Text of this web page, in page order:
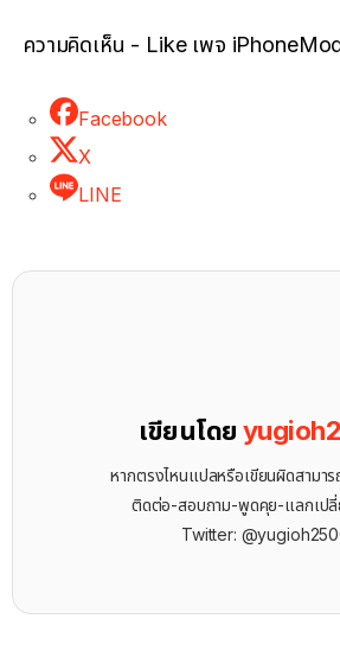
ความคิดเห็น - Like เพจ
Facebook
X
LINE
เขียนโดย
หากตรงไหนแปลหรือเขียนผิดสามาร
ติดต่อ-สอบถาม-พูดคุย-แลกเปลี่
Twitter: